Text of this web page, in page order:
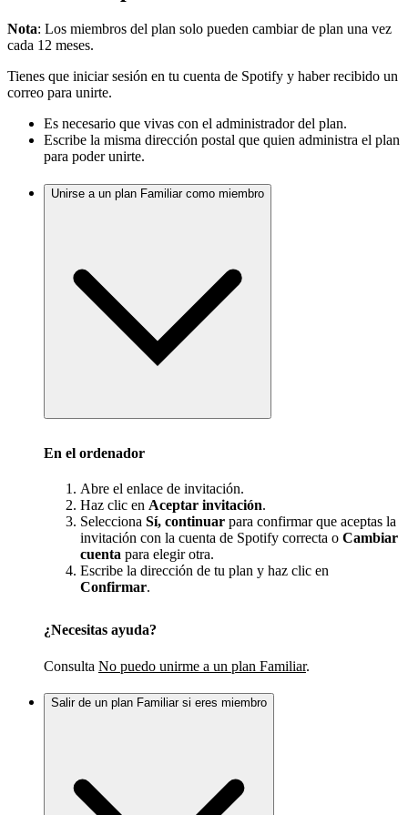
Nota: Los miembros del plan solo pueden cambiar de plan una vez
cada 12 meses.
Tienes que iniciar sesión en tu cuenta de Spotify y haber recibido un
correo para unirte.
Es necesario que vivas con el administrador del plan.
Escribe la misma dirección postal que quien administra el plan
para poder unirte.
Unirse a un plan Familiar como miembro
En el ordenador
Abre el enlace de invitación.
Haz clic en Aceptar invitación.
Selecciona Sí, continuar para confirmar que aceptas la
invitación con la cuenta de Spotify correcta o Cambiar
cuenta para elegir otra.
Escribe la dirección de tu plan y haz clic en
Confirmar.
¿Necesitas ayuda?
Consulta No puedo unirme a un plan Familiar.
Salir de un plan Familiar si eres miembro